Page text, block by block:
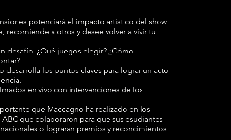
potenciará el impacto artístico del show
a otros y desee volver a vivir tu
desafío. ¿Qué juegos elegir? ¿Cómo
desarrolla los puntos claves para lograr un acto
en vivo con intervenciones de los
que Maccagno ha realizado en los
que colaboraron para que sus esudiantes
o lograran premios y reconcimientos